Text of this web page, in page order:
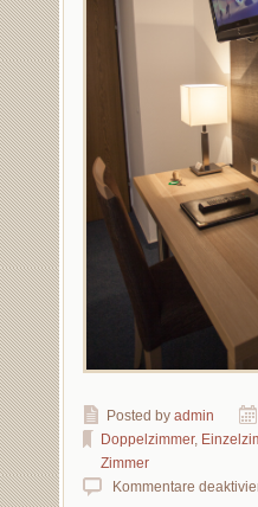
Posted by admin
Doppelzimmer,
Zimmer
Kommentare